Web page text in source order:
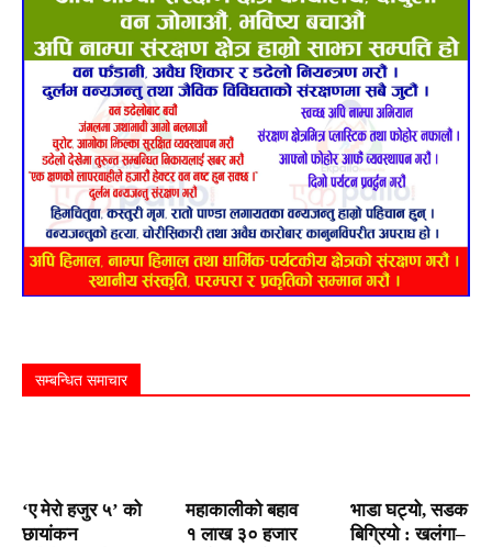
सम्बन्धित समाचार
‘ए मेरो हजुर ५’ को
छायांकन
महाकालीको बहाव
१ लाख ३० हजार
भाडा घट्यो, सडक
बिग्रियो : खलंगा–